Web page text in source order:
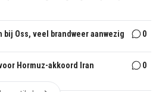
bij Oss, veel brandweer aanwezig 0
Hormuz-akkoord Iran 0